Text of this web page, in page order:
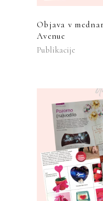
Objava v
Avenue
Publikacije